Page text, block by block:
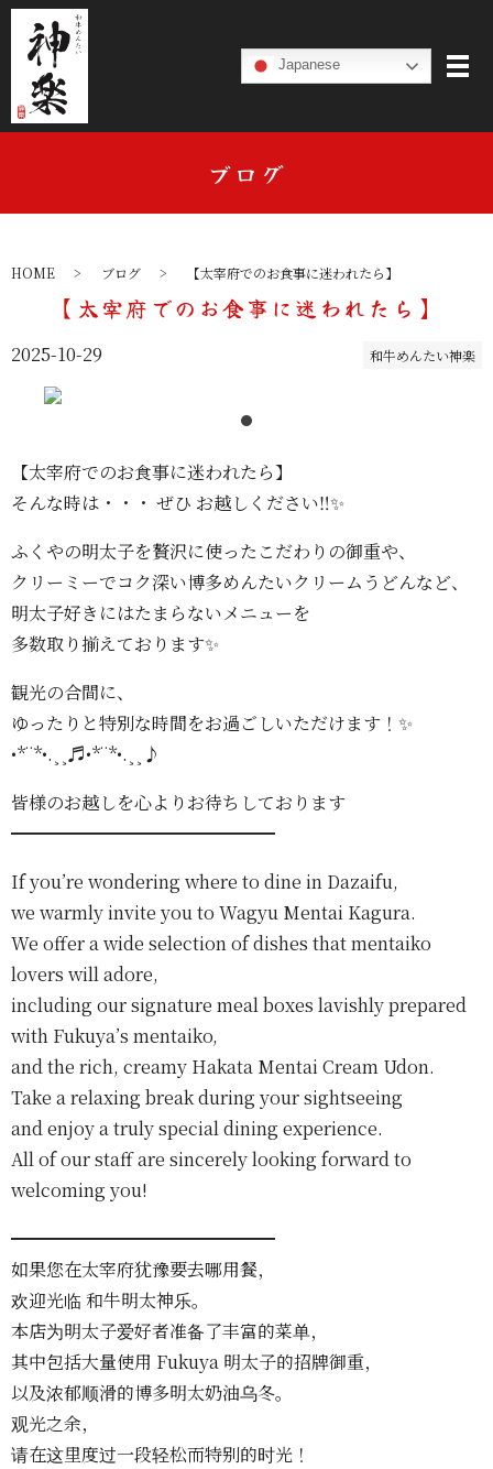
Japanese
ブログ
HOME ブログ 【太宰府でのお食事に迷われたら】
【太宰府でのお食事に迷われたら】
2025-10-29 和牛めんたい神楽
【太宰府でのお食事に迷われたら】
そんな時は・・・ ぜひ お越しください‼️✨
ふくやの明太子を贅沢に使ったこだわりの御重や、
クリーミーでコク深い博多めんたいクリームうどんなど、
明太子好きにはたまらないメニューを
多数取り揃えております✨️
観光の合間に、
ゆったりと特別な時間をお過ごしいただけます！✨️
•*¨*•.¸¸♬•*¨*•.¸¸♪
皆様のお越しを心よりお待ちしております
━━━━━━━━━━━━━━━
If you’re wondering where to dine in Dazaifu,
we warmly invite you to Wagyu Mentai Kagura.
We offer a wide selection of dishes that mentaiko
lovers will adore,
including our signature meal boxes lavishly prepared
with Fukuya’s mentaiko,
and the rich, creamy Hakata Mentai Cream Udon.
Take a relaxing break during your sightseeing
and enjoy a truly special dining experience.
All of our staff are sincerely looking forward to
welcoming you!
━━━━━━━━━━━━━━━
如果您在太宰府犹豫要去哪用餐，
欢迎光临 和牛明太神乐。
本店为明太子爱好者准备了丰富的菜单，
其中包括大量使用 Fukuya 明太子的招牌御重，
以及浓郁顺滑的博多明太奶油乌冬。
观光之余，
请在这里度过一段轻松而特别的时光！